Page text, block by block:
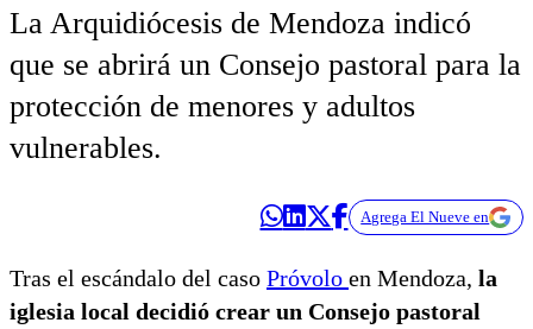
La Arquidiócesis de Mendoza indicó
que se abrirá un Consejo pastoral para la
protección de menores y adultos
vulnerables.
Agrega El Nueve en
Tras el escándalo del caso Próvolo en Mendoza, la
iglesia local decidió crear un Consejo pastoral